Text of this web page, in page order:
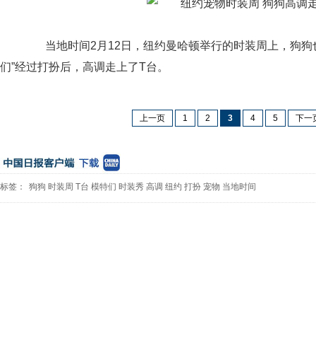
当地时间2月12日，纽约曼哈顿举行的时装周上，狗狗
们”经过打扮后，高调走上了T台。
上一页 1 2 3 4 5 下一
标签： 狗狗 时装周 T台 模特们 时装秀 高调 纽约 打扮 宠物 当地时间